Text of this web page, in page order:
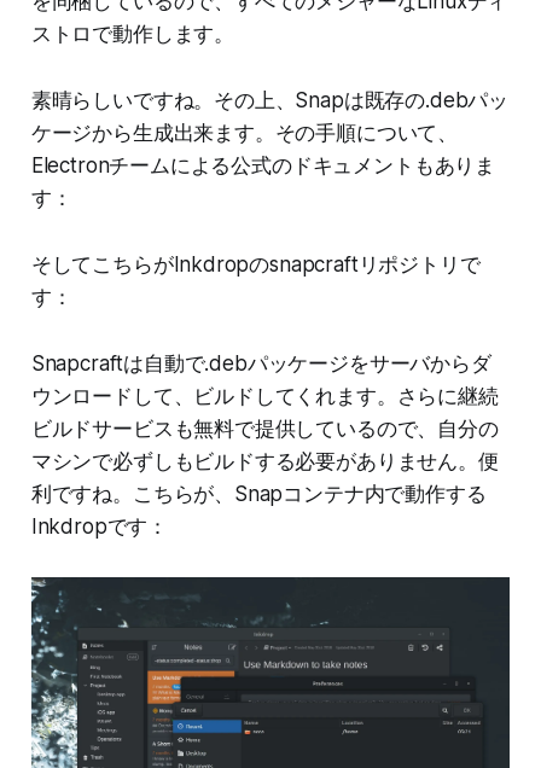
ストロで動作します。
素晴らしいですね。その上、Snapは既存の.debパッ
ケージから生成出来ます。その手順について、
Electronチームによる公式のドキュメントもありま
す：
そしてこちらがInkdropのsnapcraftリポジトリで
す：
Snapcraftは自動で.debパッケージをサーバからダ
ウンロードして、ビルドしてくれます。さらに継続
ビルドサービスも無料で提供しているので、自分の
マシンで必ずしもビルドする必要がありません。便
利ですね。こちらが、Snapコンテナ内で動作する
Inkdropです：